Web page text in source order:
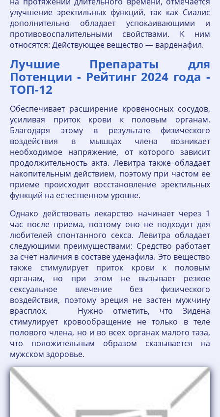
улучшение эректильных функций, так как Сиалис
дополнительно обладает успокаивающими и
противовоспалительными свойствами. К ним
относятся: Действующее вещество — варденафил.
Лучшие Препараты для
Потенции - Рейтинг 2024 года -
ТОП-12
Обеспечивает расширение кровеносных сосудов,
усиливая приток крови к половым органам.
Благодаря этому в результате физического
воздействия в мышцах члена возникает
необходимое напряжение, от которого зависит
продолжительность акта. Левитра также обладает
накопительным действием, поэтому при частом ее
приеме происходит восстановление эректильных
функций на естественном уровне.
Однако действовать лекарство начинает через 1
час после приема, поэтому оно не подходит для
любителей спонтанного секса. Левитра обладает
следующими преимуществами: Средство работает
за счет наличия в составе уденафила. Это вещество
также стимулирует приток крови к половым
органам, но при этом не вызывает резкое
сексуальное влечение без физического
воздействия, поэтому эреция не застен мужчину
врасплох. Нужно отметить, что Зидена
стимулирует кровообращение не только в теле
полового члена, но и во всех органах малого таза,
что положительным образом сказывается на
мужском здоровье.